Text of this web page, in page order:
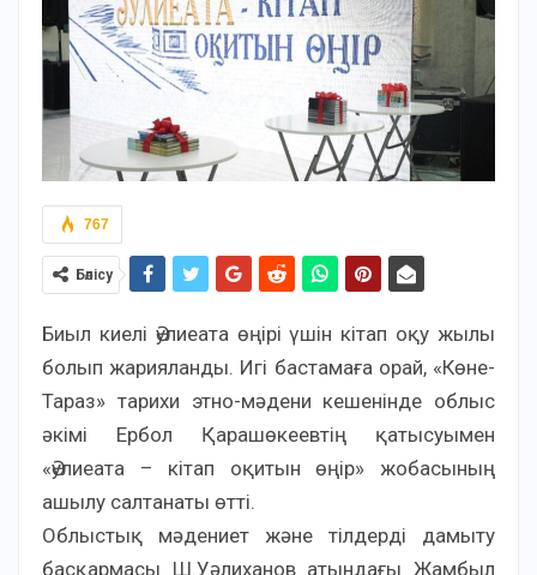
767
Бөлісу
Биыл киелі Әулиеата өңірі үшін кітап оқу жылы
болып жарияланды. Игі бастамаға орай, «Көне-
Тараз» тарихи этно-мәдени кешенінде облыс
әкімі Ербол Қарашөкеевтің қатысуымен
«Әулиеата – кітап оқитын өңір» жобасының
ашылу салтанаты өтті.
Облыстық мәдениет және тілдерді дамыту
басқармасы Ш.Уәлиханов атындағы Жамбыл